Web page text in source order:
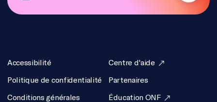
Accessibilité
Politique de confidentialité
Conditions générales
Centre d'aide
Partenaires
Éducation ONF